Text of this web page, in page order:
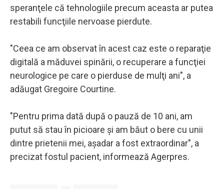
speranţele că tehnologiile precum aceasta ar putea
restabili funcţiile nervoase pierdute.
"Ceea ce am observat în acest caz este o reparaţie
digitală a măduvei spinării, o recuperare a funcţiei
neurologice pe care o pierduse de mulţi ani", a
adăugat Gregoire Courtine.
"Pentru prima dată după o pauză de 10 ani, am
putut să stau în picioare şi am băut o bere cu unii
dintre prietenii mei, aşadar a fost extraordinar", a
precizat fostul pacient, informează Agerpres.